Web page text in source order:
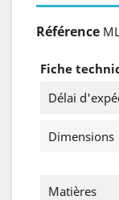
Référence
Fiche
Délai
Dimensions
Matières